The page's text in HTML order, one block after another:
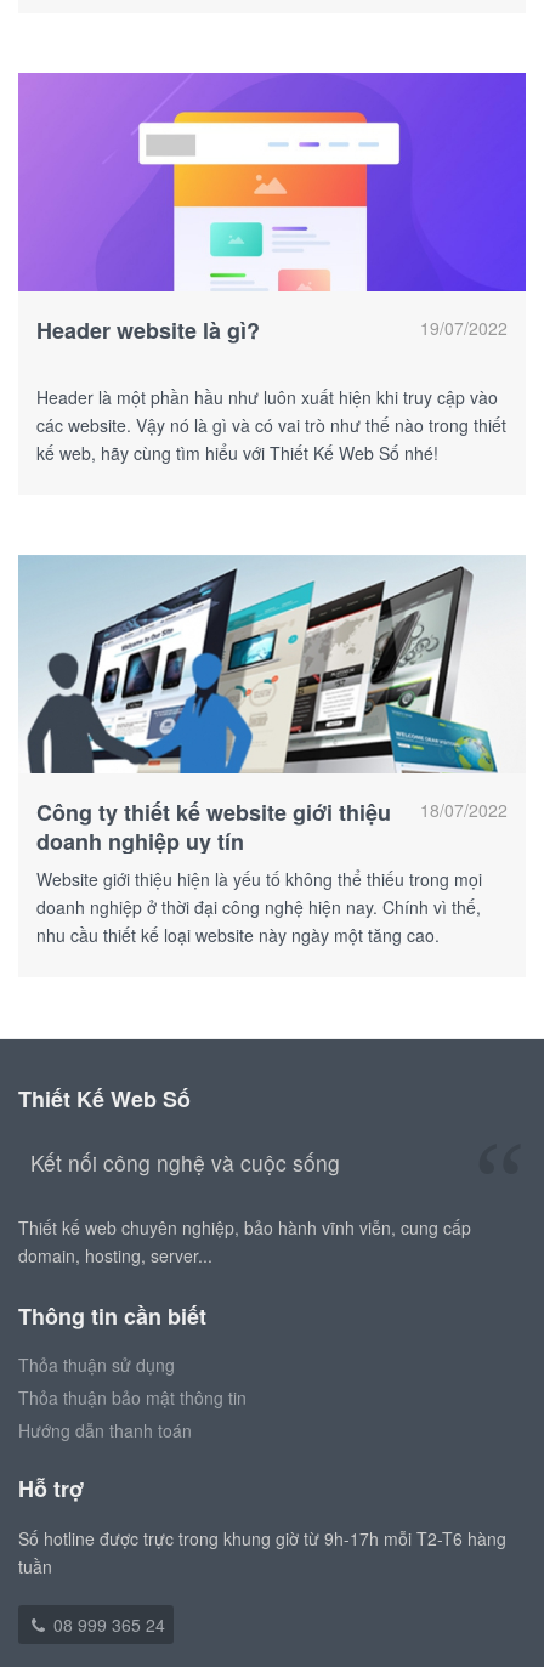
19/07/2022
Header website là gì?
Header là một phần hầu như luôn xuất hiện khi truy cập vào
các website. Vậy nó là gì và có vai trò như thế nào trong thiết
kế web, hãy cùng tìm hiểu với Thiết Kế Web Số nhé!
18/07/2022
Công ty thiết kế website giới thiệu
doanh nghiệp uy tín
Website giới thiệu hiện là yếu tố không thể thiếu trong mọi
doanh nghiệp ở thời đại công nghệ hiện nay. Chính vì thế,
nhu cầu thiết kế loại website này ngày một tăng cao.
Thiết Kế Web Số
Kết nối công nghệ và cuộc sống
Thiết kế web chuyên nghiệp, bảo hành vĩnh viễn, cung cấp
domain, hosting, server...
Thông tin cần biết
Thỏa thuận sử dụng
Thỏa thuận bảo mật thông tin
Hướng dẫn thanh toán
Hỗ trợ
Số hotline được trực trong khung giờ từ 9h-17h mỗi T2-T6 hàng
tuần
08 999 365 24